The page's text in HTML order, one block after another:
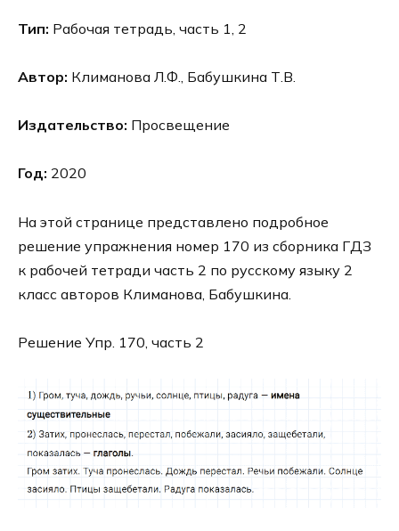
Тип: Рабочая тетрадь, часть 1, 2
Автор: Климанова Л.Ф., Бабушкина Т.В.
Издательство: Просвещение
Год: 2020
На этой странице представлено подробное
решение упражнения номер 170 из сборника ГДЗ
к рабочей тетради часть 2 по русскому языку 2
класс авторов Климанова, Бабушкина.
Решение Упр. 170, часть 2